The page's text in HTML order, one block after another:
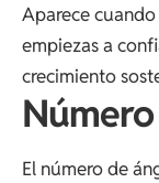
Aparece
empiezas a
crecimiento
El número de